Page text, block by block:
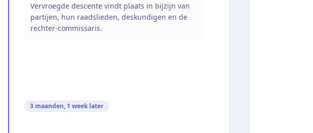
Vervroegde descente vindt plaats in bijzijn van
partijen, hun raadslieden, deskundigen en de
rechter-commissaris.
3 maanden, 1 week later